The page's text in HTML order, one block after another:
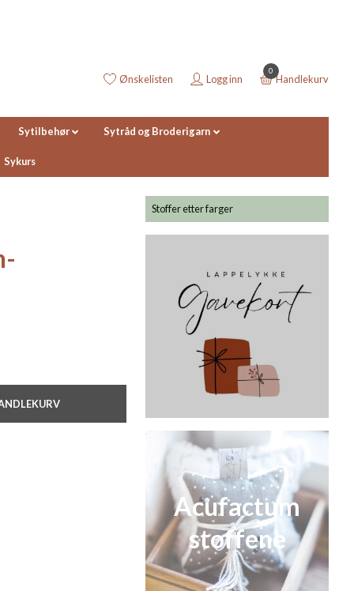
Ønskelisten Logg inn
0
Handlekurv
Sytilbehør Sytråd og Broderigarn
Sykurs
Stoffer etter farger
Acufactum
stoffene